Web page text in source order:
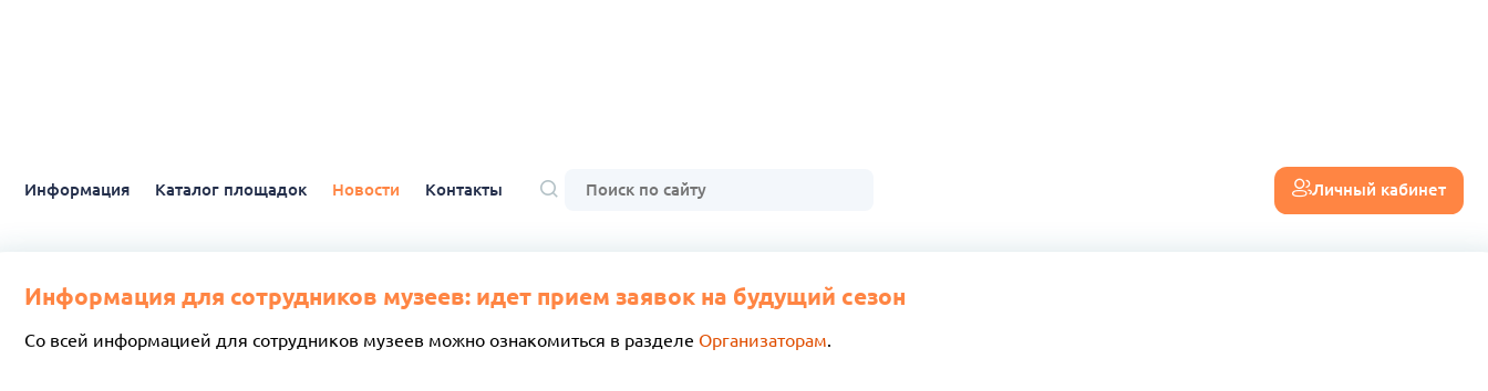
Информация Каталог площадок Новости Контакты Личный кабинет
Информация для сотрудников музеев: идет прием заявок на будущий сезон
Со всей информацией для сотрудников музеев можно ознакомиться в разделе Организаторам.